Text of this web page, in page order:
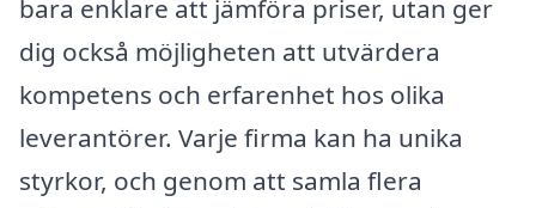
bara enklare att jämföra priser, utan ger
dig också möjligheten att utvärdera
kompetens och erfarenhet hos olika
leverantörer. Varje firma kan ha unika
styrkor, och genom att samla flera